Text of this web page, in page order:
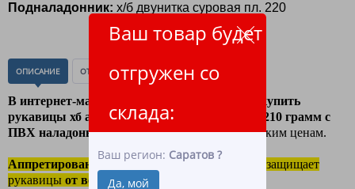
Ваш товар будет
отгружен со
склада:
Ваш регион: Саратов ?
Да, мой
Подналадонник: х/б двунитка суровая пл. 220
ОПИСАНИЕ ОТЗЫВЫ(0)
В интернет-магазине ЛидерТекс
купить
рукавицы хб аппретированные плотностью 210 грамм с
ПВХ наладонникомоптом и в розницу по низким ценам.
Аппретирование это пропитка ткани, которая защищает
рукавицы от возгорания.